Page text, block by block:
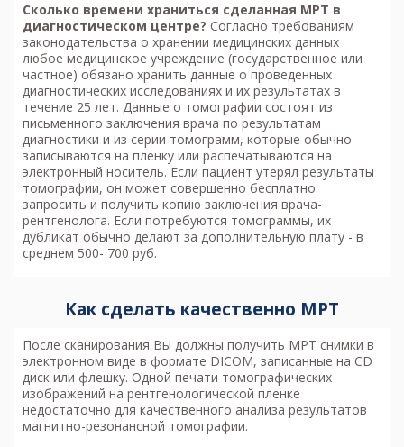
Сколько времени храниться сделанная МРТ в
диагностическом центре? Согласно требованиям
законодательства о хранении медицинских данных
любое медицинское учреждение (государственное или
частное) обязано хранить данные о проведенных
диагностических исследованиях и их результатах в
течение 25 лет. Данные о томографии состоят из
письменного заключения врача по результатам
диагностики и из серии томограмм, которые обычно
записываются на пленку или распечатываются на
электронный носитель. Если пациент утерял результаты
томографии, он может совершенно бесплатно
запросить и получить копию заключения врача-
рентгенолога. Если потребуются томограммы, их
дубликат обычно делают за дополнительную плату - в
среднем 500- 700 руб.
Как сделать качественно МРТ
После сканирования Вы должны получить МРТ снимки в
электронном виде в формате DICOM, записанные на CD
диск или флешку. Одной печати томографических
изображений на рентгенологической пленке
недостаточно для качественного анализа результатов
магнитно-резонансной томографии.